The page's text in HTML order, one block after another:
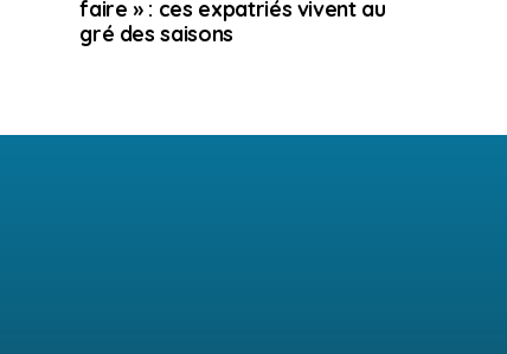
faire » : ces expatriés vivent au
gré des saisons